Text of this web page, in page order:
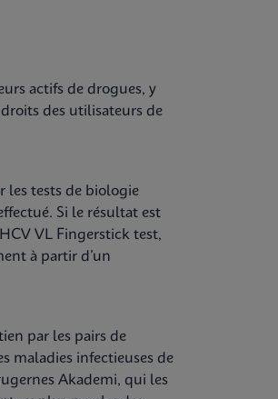
actifs de drogues, y
des utilisateurs de
les tests de biologie
Si le résultat est
VL Fingerstick test,
à partir d’un
par les pairs de
maladies infectieuses de
Akademi, qui les